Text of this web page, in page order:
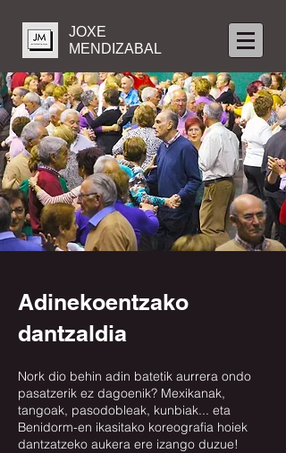
JOXE
MENDIZABAL
Adinekoentzako
dantzaldia
Nork dio behin adin batetik aurrera ondo
pasatzerik ez dagoenik? Mexikanak,
tangoak, pasodobleak, kunbiak... eta
Benidorm-en ikasitako koreografia hoiek
dantzatzeko aukera ere izango duzue!